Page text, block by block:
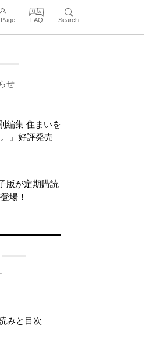
FAQ Search
せ
編集 住まいを
』好評発売
版が定期購読
場！
みと目次